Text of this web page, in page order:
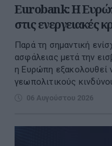
Eurobank: Η
στις ενεργειακές
Παρά τη σημαντική
ασφάλειας μετά την
η Ευρώπη εξακολουθεί
γεωπολιτικούς
06 Αυγούστου 2026